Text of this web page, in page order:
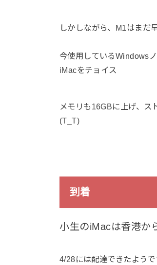
しかしながら、M1はまだ
今使用しているWindows
iMacをチョイス
メモリも16GBに上げ、ス
(T_T)
到着
小生のiMacは香港か
4/28には配達できたよう